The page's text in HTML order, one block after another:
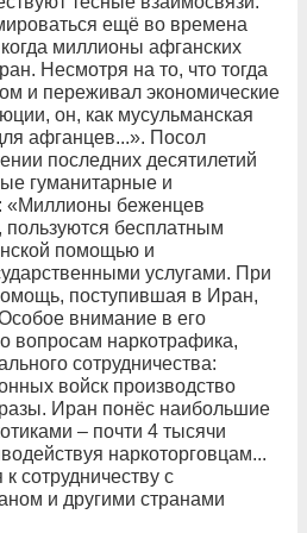
ещё во времена
миллионы афганских
Несмотря на то, что тогда
и переживал экономические
он, как мусульманская
афганцев...». Посол
последних десятилетий
гуманитарные и
«Миллионы беженцев
бесплатным
помощью и
услугами. При
поступившая в Иран,
внимание в его
вопросам наркотрафика,
сотрудничества:
войск производство
Иран понёс наибольшие
– почти 4 тысячи
наркоторговцам...
сотрудничеству с
и другими странами